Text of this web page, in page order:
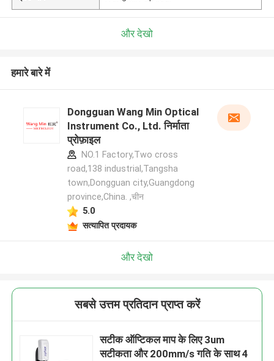
और देखो
हमारे बारे में
Dongguan Wang Min Optical
Instrument Co., Ltd. निर्माता
प्रोफ़ाइल
NO.1 Factory,Two cross
road,138 industrial,Tangsha
town,Dongguan city,Guangdong
province,China. ,चीन
5.0
सत्यापित प्रदायक
और देखो
सबसे उत्तम प्रतिदान प्राप्त करें
सटीक ऑप्टिकल माप के लिए 3um
सटीकता और 200mm/s गति के साथ 4